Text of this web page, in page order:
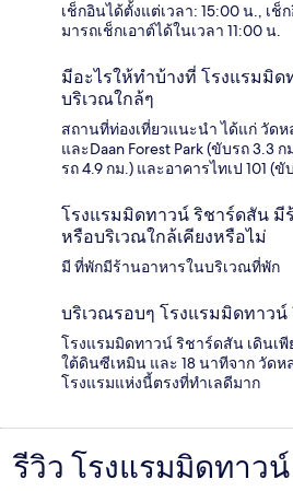
เช็กอินได้ตั้งแต่เวลา: 15:00 น., เช็
มารถเช็กเอาต์ได้ในเวลา 11:00 น.
มีอะไรให้ทำบ้างที่ โรงแรมมิ
บริเวณใกล้ๆ
สถานที่ท่องเที่ยวแนะนำ ได้แก่ วัดห
และDaan Forest Park (ขับรถ 3.3
รถ 4.9 กม.) และอาคารไทเป 101 (ขั
โรงแรมมิดทาวน์ ริชาร์ดสัน มี
หรือบริเวณใกล้เคียงหรือไม่
มี ที่พักมีร้านอาหารในบริเวณที่พัก
บริเวณรอบๆ โรงแรมมิดทาวน์
โรงแรมมิดทาวน์ ริชาร์ดสัน เดินเ
ใต้ดินซีเหมิน และ 18 นาทีจาก วัด
โรงแรมแห่งนี้ตรงที่ทำเลดีมาก
รีวิว
รีวิว โรงแรมมิดทาว